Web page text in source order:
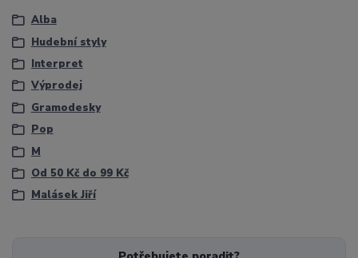
Alba
Hudební styly
Interpret
Výprodej
Gramodesky
Pop
M
Od 50 Kč do 99 Kč
Malásek Jiří